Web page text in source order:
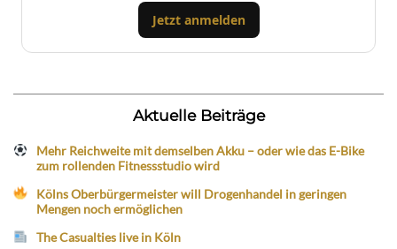
Jetzt anmelden
Aktuelle Beiträge
Mehr Reichweite mit demselben Akku – oder wie das E-Bike
zum rollenden Fitnessstudio wird
Kölns Oberbürgermeister will Drogenhandel in geringen
Mengen noch ermöglichen
The Casualties live in Köln